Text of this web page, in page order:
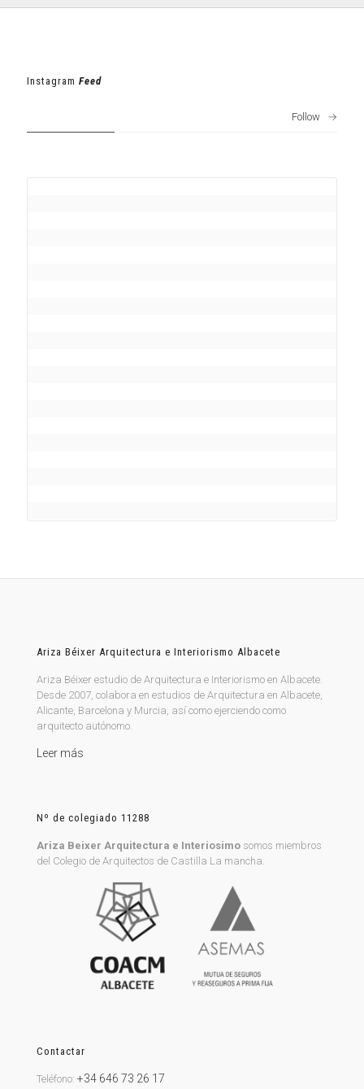
Instagram Feed
Follow →
Ariza Béixer Arquitectura e Interiorismo Albacete
Ariza Béixer estudio de Arquitectura e Interiorismo en Albacete.
Desde 2007, colabora en estudios de Arquitectura en Albacete,
Alicante, Barcelona y Murcia, así como ejerciendo como
arquitecto autónomo.
Leer más
Nº de colegiado 11288
Ariza Beixer Arquitectura e Interiosimo somos miembros
del Colegio de Arquitectos de Castilla La mancha.
Contactar
Teléfono: +34 646 73 26 17